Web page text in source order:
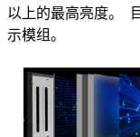
以上的最高亮度。
示模组。